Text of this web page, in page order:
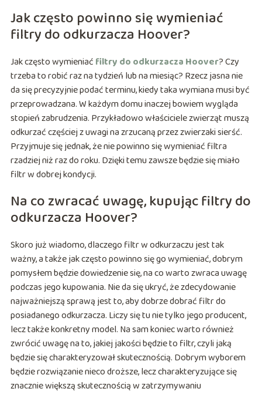
Jak często powinno się wymieniać
filtry do odkurzacza Hoover?
Jak często wymieniać filtry do odkurzacza Hoover? Czy
trzeba to robić raz na tydzień lub na miesiąc? Rzecz jasna nie
da się precyzyjnie podać terminu, kiedy taka wymiana musi być
przeprowadzana. W każdym domu inaczej bowiem wygląda
stopień zabrudzenia. Przykładowo właściciele zwierząt muszą
odkurzać częściej z uwagi na zrzucaną przez zwierzaki sierść.
Przyjmuje się jednak, że nie powinno się wymieniać filtra
rzadziej niż raz do roku. Dzięki temu zawsze będzie się miało
filtr w dobrej kondycji.
Na co zwracać uwagę, kupując filtry do
odkurzacza Hoover?
Skoro już wiadomo, dlaczego filtr w odkurzaczu jest tak
ważny, a także jak często powinno się go wymieniać, dobrym
pomysłem będzie dowiedzenie się, na co warto zwraca uwagę
podczas jego kupowania. Nie da się ukryć, że zdecydowanie
najważniejszą sprawą jest to, aby dobrze dobrać filtr do
posiadanego odkurzacza. Liczy się tu nie tylko jego producent,
lecz także konkretny model. Na sam koniec warto również
zwrócić uwagę na to, jakiej jakości będzie to filtr, czyli jaką
będzie się charakteryzował skutecznością. Dobrym wyborem
będzie rozwiązanie nieco droższe, lecz charakteryzujące się
znacznie większą skutecznością w zatrzymywaniu